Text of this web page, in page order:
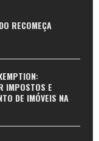
RECOMEÇA
IMPOSTOS E
DE IMÓVEIS NA